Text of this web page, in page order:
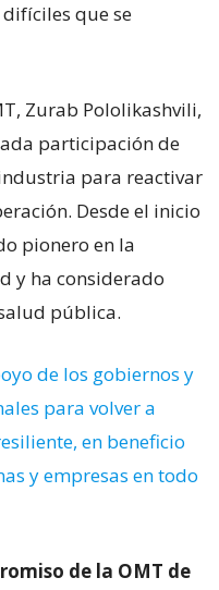
que se
Zurab Pololikashvili,
participación de
para reactivar
Desde el inicio
pionero en la
y ha considerado
pública.
de los gobiernos y
para volver a
en beneficio
y empresas en todo
de la OMT de